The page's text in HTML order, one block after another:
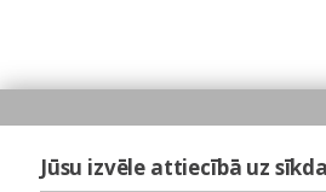
Jūsu izvēle attiecībā uz